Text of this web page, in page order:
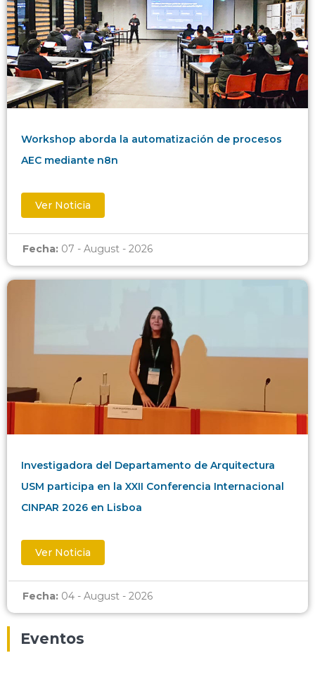
Workshop aborda la automatización de procesos
AEC mediante n8n
Ver Noticia
Fecha: 07 - August - 2026
Investigadora del Departamento de Arquitectura
USM participa en la XXII Conferencia Internacional
CINPAR 2026 en Lisboa
Ver Noticia
Fecha: 04 - August - 2026
Eventos